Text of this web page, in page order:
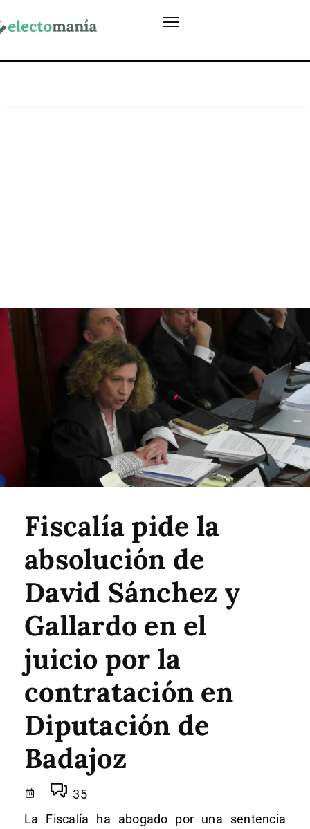
Fiscalía pide la
absolución de
David Sánchez y
Gallardo en el
juicio por la
contratación en
Diputación de
Badajoz
35
La Fiscalía ha abogado por una sentencia